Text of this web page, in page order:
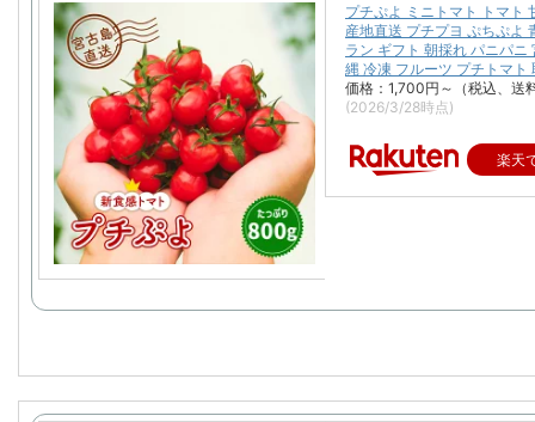
プチぷよ ミニトマト トマト
産地直送 プチプヨ ぷちぷよ
ラン ギフト 朝採れ パニパニ
縄 冷凍 フルーツ プチトマト
価格：1,700円～（税込、送
(2026/3/28時点)
楽天